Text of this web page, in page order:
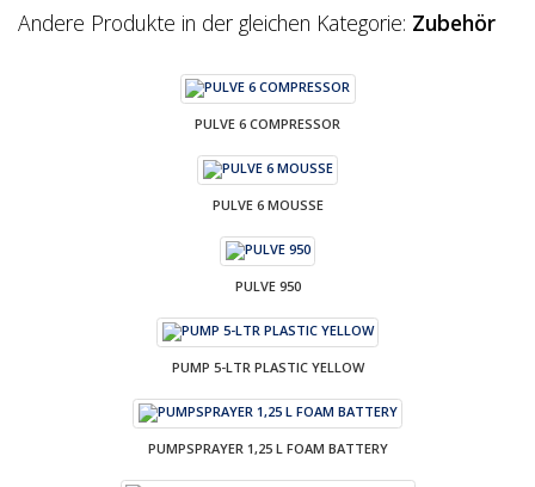
Andere Produkte in der gleichen Kategorie: Zubehör
PULVE 6 COMPRESSOR
PULVE 6 MOUSSE
PULVE 950
PUMP 5-LTR PLASTIC YELLOW
PUMPSPRAYER 1,25 L FOAM BATTERY